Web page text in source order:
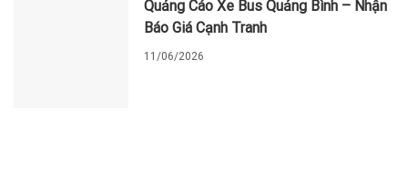
Quảng Cáo Xe Bus Quảng Bình – Nhận
Báo Giá Cạnh Tranh
11/06/2026